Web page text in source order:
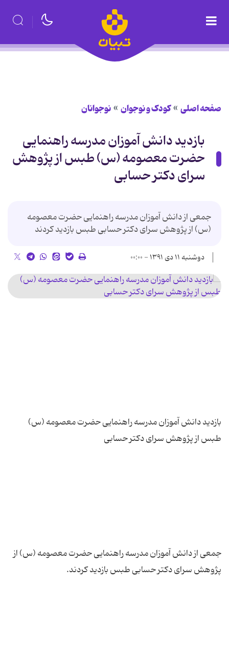
صفحه اصلی کودک و نوجوان نوجوانان
بازدید دانش آموزان مدرسه راهنمایی
حضرت معصومه (س) طبس از پژوهش
سرای دکتر حسابی
جمعی از دانش آموزان مدرسه راهنمایی حضرت معصومه
(س) از پژوهش سرای دکتر حسابی طبس بازدید کردند
دوشنبه ۱۱ دی ۱۳۹۱ - ۰۰:۰۰
بازدید دانش آموزان مدرسه راهنمایی حضرت معصومه (س)
جمعی از دانش آموزان مدرسه راهنمایی حضرت معصومه (س) از